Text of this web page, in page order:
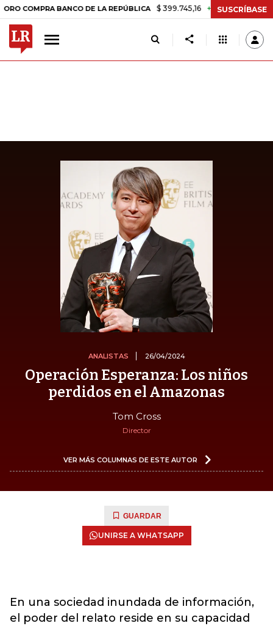
BANCO DE LA REPÚBLICA $ 399.745,16 +$ 2.295,71 +0,58%
SUSCRÍBASE
ANALISTAS 26/04/2024
Operación Esperanza: Los niños
perdidos en el Amazonas
Tom Cross
Director
VER MÁS COLUMNAS DE ESTE AUTOR
GUARDAR
UNIRSE A WHATSAPP
En una sociedad inundada de información,
el poder del relato reside en su capacidad